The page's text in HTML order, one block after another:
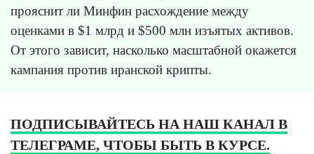
прояснит ли Минфин расхождение между
оценками в $1 млрд и $500 млн изъятых активов.
От этого зависит, насколько масштабной окажется
кампания против иранской крипты.
ПОДПИСЫВАЙТЕСЬ НА НАШ КАНАЛ В
ТЕЛЕГРАМЕ, ЧТОБЫ БЫТЬ В КУРСЕ.